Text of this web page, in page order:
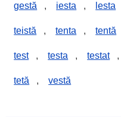
gestă , iesta , lesta
teistă , tenta , tentă
test , testa , testat ,
tetă , vestă